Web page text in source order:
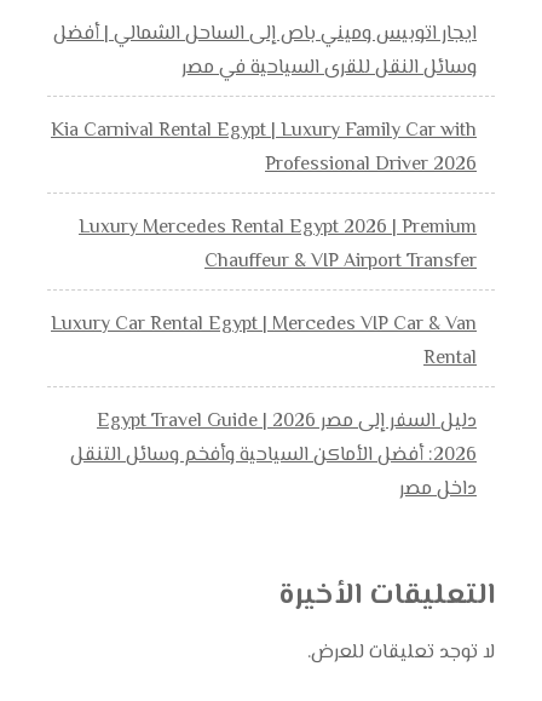
ايجار اتوبيس وميني باص إلى الساحل الشمالي | أفضل
وسائل النقل للقرى السياحية في مصر
Kia Carnival Rental Egypt | Luxury Family Car with
Professional Driver 2026
Luxury Mercedes Rental Egypt 2026 | Premium
Chauffeur & VIP Airport Transfer
Luxury Car Rental Egypt | Mercedes VIP Car & Van
Rental
دليل السفر إلى مصر 2026 | Egypt Travel Guide
2026: أفضل الأماكن السياحية وأفخم وسائل التنقل
داخل مصر
التعليقات الأخيرة
لا توجد تعليقات للعرض.